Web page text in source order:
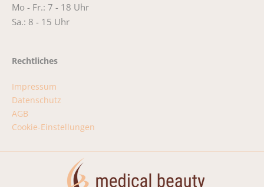
Mo - Fr.: 7 - 18 Uhr
Sa.: 8 - 15 Uhr
Rechtliches
Impressum
Datenschutz
AGB
Cookie-Einstellungen